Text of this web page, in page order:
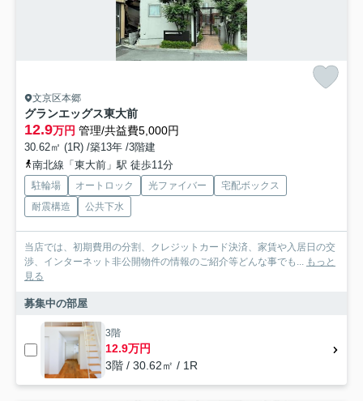
文京区本郷
グランエッグス東大前
12.9万円 管理/共益費5,000円
30.62㎡ (1R) /築13年 /3階建
南北線「東大前」駅 徒歩11分
駐輪場 オートロック 光ファイバー
宅配ボックス
耐震構造
公共下水
当店では、初期費用の分割、クレジットカード決済、家賃や入居日の交
渉、インターネット非公開物件の情報のご紹介等どんな事でも... もっと
見る
募集中の部屋
3階
12.9万円
3階 / 30.62㎡ / 1R